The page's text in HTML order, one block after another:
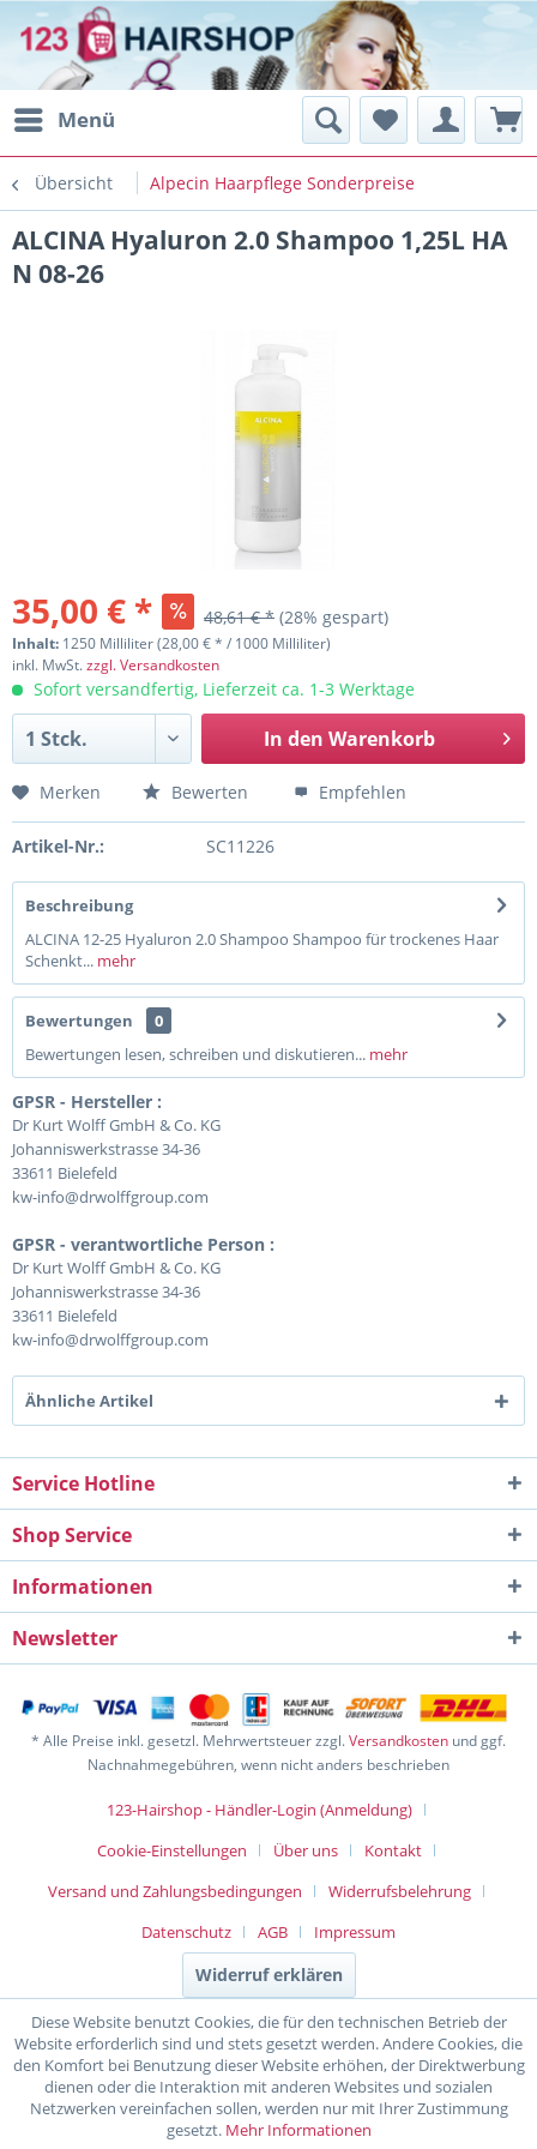
Menü
Übersicht Alpecin Haarpflege Sonderpreise
ALCINA Hyaluron 2.0 Shampoo 1,25L HA
N 08-26
35,00 € * 48,61 € * (28% gespart)
Inhalt: 1250 Milliliter (28,00 € * / 1000 Milliliter)
inkl. MwSt.zzgl. Versandkosten
Sofort versandfertig, Lieferzeit ca. 1-3 Werktage
In den Warenkorb
Merken Bewerten Empfehlen
Artikel-Nr.: SC11226
Beschreibung
ALCINA 12-25 Hyaluron 2.0 Shampoo Shampoo für trockenes Haar
Schenkt... mehr
Bewertungen
0
Bewertungen lesen, schreiben und diskutieren... mehr
GPSR - Hersteller :
Dr Kurt Wolff GmbH & Co. KG
Johanniswerkstrasse 34-36
33611 Bielefeld
kw-info@drwolffgroup.com
GPSR - verantwortliche Person :
Dr Kurt Wolff GmbH & Co. KG
Johanniswerkstrasse 34-36
33611 Bielefeld
kw-info@drwolffgroup.com
Ähnliche Artikel
Service Hotline
Shop Service
Informationen
Newsletter
* Alle Preise inkl. gesetzl. Mehrwertsteuer zzgl.Versandkosten und ggf.
Nachnahmegebühren, wenn nicht anders beschrieben
123-Hairshop - Händler-Login (Anmeldung)
Cookie-Einstellungen
Über uns
Kontakt
Versand und Zahlungsbedingungen
Widerrufsbelehrung
Datenschutz
AGB Impressum
Widerruf erklären
Diese Website benutzt Cookies, die für den technischen Betrieb der
Website erforderlich sind und stets gesetzt werden. Andere Cookies, die
den Komfort bei Benutzung dieser Website erhöhen, der Direktwerbung
dienen oder die Interaktion mit anderen Websites und sozialen
Netzwerken vereinfachen sollen, werden nur mit Ihrer Zustimmung
gesetzt. Mehr Informationen